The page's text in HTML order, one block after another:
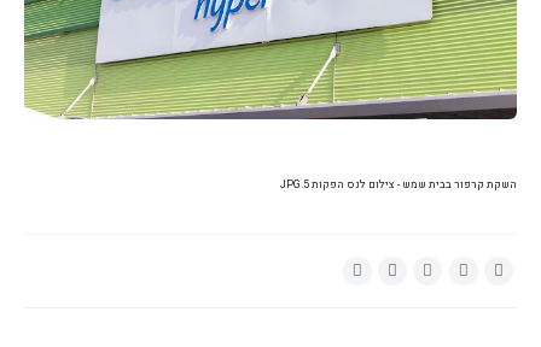
השקת קרפור בבית שמש - צילום לנס הפקות 5.JPG